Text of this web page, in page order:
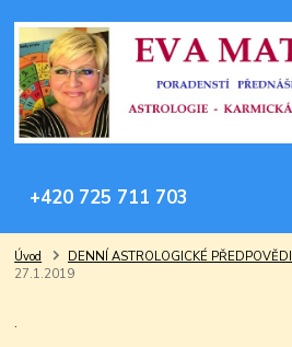
+420 725 711 703
Úvod DENNÍ ASTROLOGICKÉ PŘEDPOVĚDI
27.1.2019
.